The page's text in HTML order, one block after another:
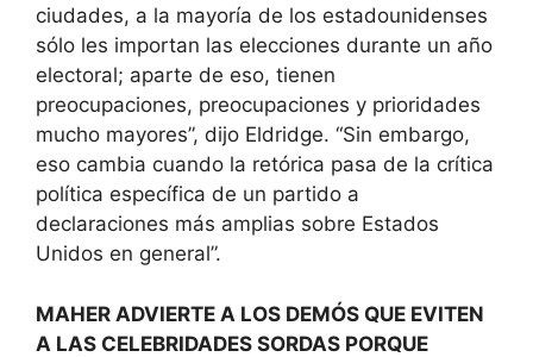
ciudades, a la mayoría de los estadounidenses
sólo les importan las elecciones durante un año
electoral; aparte de eso, tienen
preocupaciones, preocupaciones y prioridades
mucho mayores”, dijo Eldridge. “Sin embargo,
eso cambia cuando la retórica pasa de la crítica
política específica de un partido a
declaraciones más amplias sobre Estados
Unidos en general”.
MAHER ADVIERTE A LOS DEMÓS QUE EVITEN
A LAS CELEBRIDADES SORDAS PORQUE